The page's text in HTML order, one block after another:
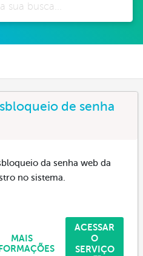
de senha
da senha web da
no sistema.
ACESSAR
O
SERVIÇO
MAIS